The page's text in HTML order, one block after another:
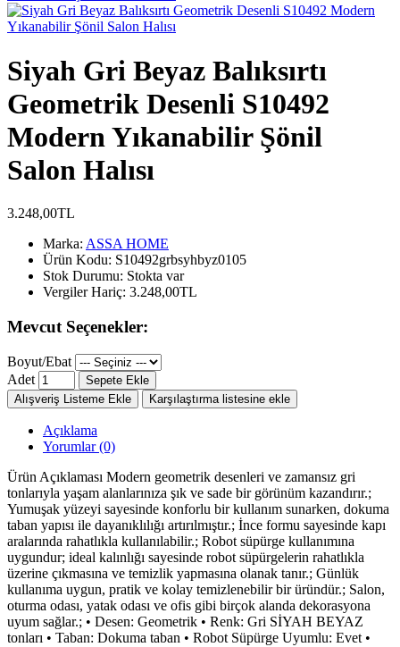
Siyah Gri Beyaz Balıksırtı
Geometrik Desenli S10492
Modern Yıkanabilir Şönil
Salon Halısı
3.248,00TL
Marka: ASSA HOME
Ürün Kodu: S10492grbsyhbyz0105
Stok Durumu: Stokta var
Vergiler Hariç: 3.248,00TL
Mevcut Seçenekler:
Boyut/Ebat
Adet
Sepete Ekle
Alışveriş Listeme Ekle
Karşılaştırma listesine ekle
Açıklama
Yorumlar (0)
Ürün Açıklaması Modern geometrik desenleri ve zamansız gri
tonlarıyla yaşam alanlarınıza şık ve sade bir görünüm kazandırır.;
Yumuşak yüzeyi sayesinde konforlu bir kullanım sunarken, dokuma
taban yapısı ile dayanıklılığı artırılmıştır.; İnce formu sayesinde kapı
aralarında rahatlıkla kullanılabilir.; Robot süpürge kullanımına
uygundur; ideal kalınlığı sayesinde robot süpürgelerin rahatlıkla
üzerine çıkmasına ve temizlik yapmasına olanak tanır.; Günlük
kullanıma uygun, pratik ve kolay temizlenebilir bir üründür.; Salon,
oturma odası, yatak odası ve ofis gibi birçok alanda dekorasyona
uyum sağlar.; • Desen: Geometrik • Renk: Gri SİYAH BEYAZ
tonları • Taban: Dokuma taban • Robot Süpürge Uyumlu: Evet •